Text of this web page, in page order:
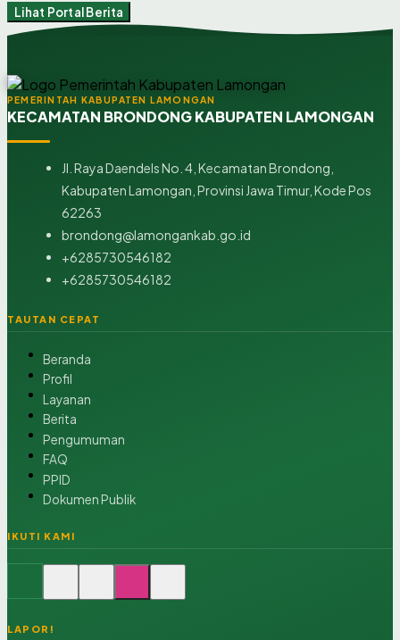
Lihat Portal Berita
PEMERINTAH KABUPATEN LAMONGAN
KECAMATAN BRONDONG KABUPATEN LAMONGAN
Jl. Raya Daendels No. 4, Kecamatan Brondong,
Kabupaten Lamongan, Provinsi Jawa Timur, Kode Pos
62263
brondong@lamongankab.go.id
+6285730546182
+6285730546182
TAUTAN CEPAT
Beranda
Profil
Layanan
Berita
Pengumuman
FAQ
PPID
Dokumen Publik
IKUTI KAMI
LAPOR!